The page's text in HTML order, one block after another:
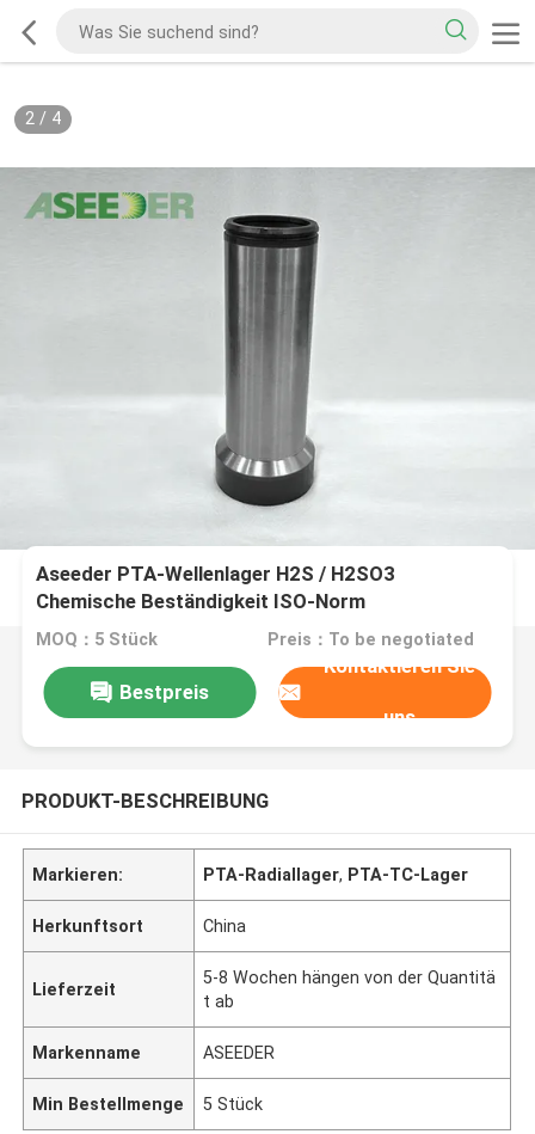
2/ 4
Aseeder PTA-Wellenlager H2S / H2SO3
Chemische Beständigkeit ISO-Norm
MOQ：5 Stück Preis：To be negotiated
Bestpreis
Kontaktieren Sie
uns
PRODUKT-BESCHREIBUNG
Markieren: PTA-Radiallager, PTA-TC-Lager
Herkunftsort China
Lieferzeit
5-8 Wochen hängen von der Quantitä
t ab
Markenname ASEEDER
Min Bestellmenge 5 Stück